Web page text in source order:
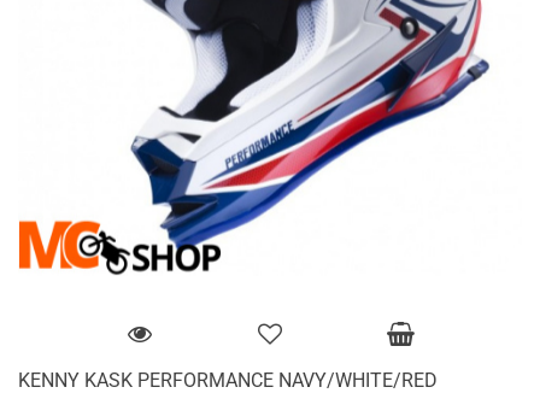
KENNY KASK PERFORMANCE NAVY/WHITE/RED